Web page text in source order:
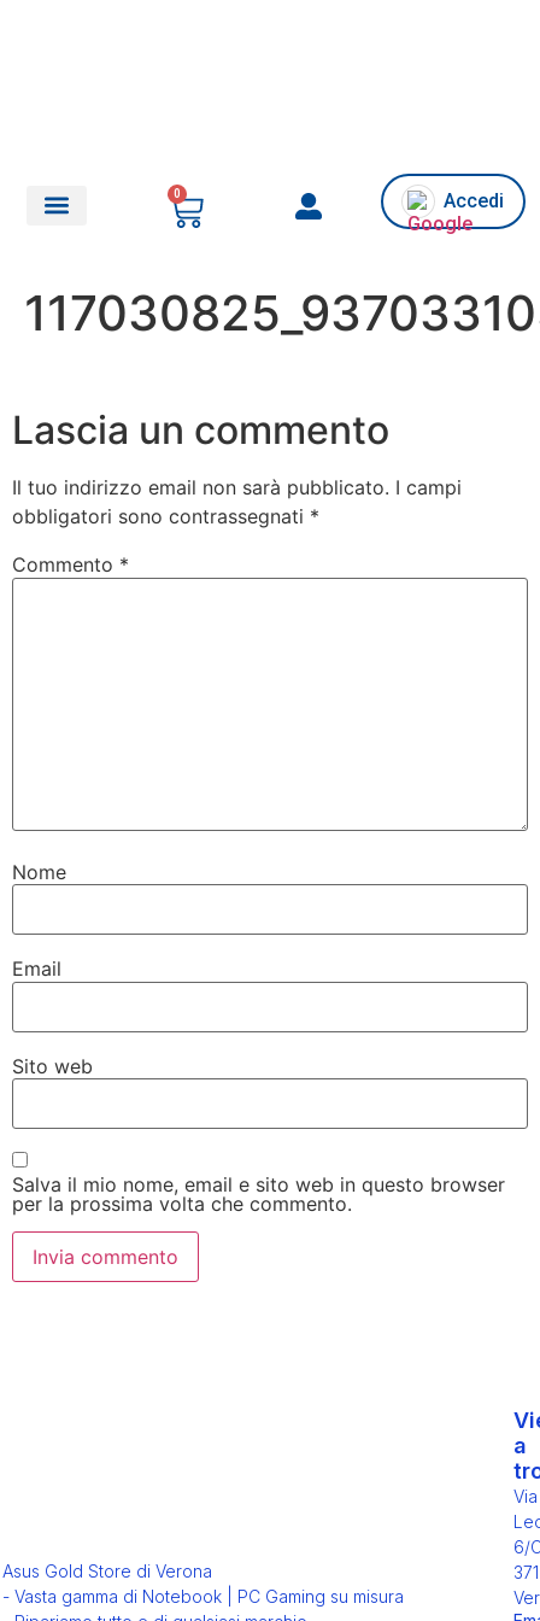
0 Accedi
Lascia un commento
Il tuo indirizzo email non sarà pubblicato. I campi
obbligatori sono contrassegnati *
Commento *
Nome
Email
Sito web
Salva il mio nome, email e sito web in questo browser
per la prossima volta che commento.
Asus Gold Store di Verona
- Vasta gamma di Notebook | PC Gaming su misura
a
Via
6/